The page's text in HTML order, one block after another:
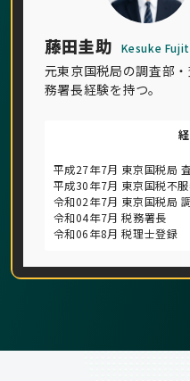
藤田圭助 Kesuke
元東京国税局の調査部
務署長経験を持つ。
平成27年7月 東京国税局
平成30年7月 東京国税不
令和02年7月 東京国税局
令和04年7月 税務署長
令和06年8月 税理士登録